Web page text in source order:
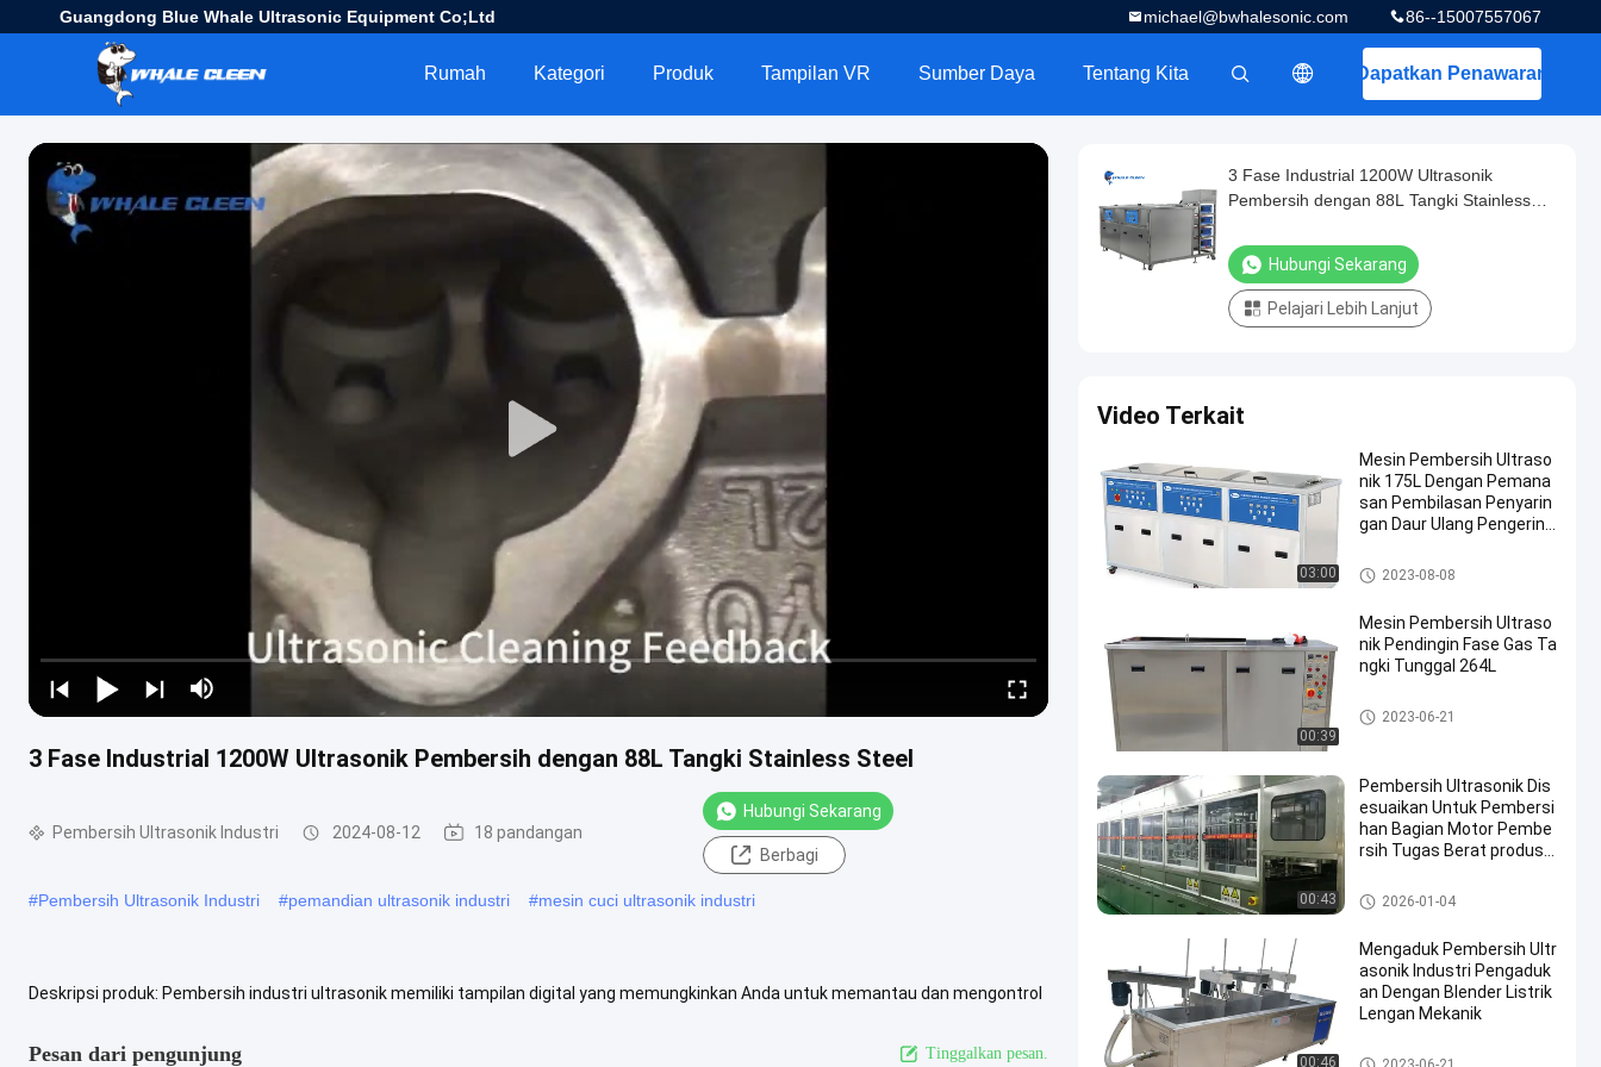
Guangdong Blue Whale Ultrasonic Equipment Co;Ltd 86--15007557067
michael@bwhalesonic.com
Dapatkan Penawaran
Rumah Kategori Produk Tampilan VR Sumber Daya Tentang Kita
3 Fase Industrial 1200W Ultrasonik Pembersih dengan 88L Tangki Stainless Steel
Pembersih Ultrasonik Industri 2024-08-12 18 pandangan
Hubungi Sekarang
Berbagi
#Pembersih Ultrasonik Industri #pemandian ultrasonik industri #mesin cuci ultrasonik industri
Deskripsi produk: Pembersih industri ultrasonik memiliki tampilan digital yang memungkinkan Anda untuk memantau dan mengontrol
Pesan dari pengunjung Tinggalkan pesan.
3 Fase Industrial 1200W Ultrasonik
Pembersih dengan 88L Tangki Stainless
Hubungi Sekarang
Pelajari Lebih Lanjut
Video Terkait
03:00
Mesin Pembersih Ultraso
nik 175L Dengan Pemana
san Pembilasan Penyarin
gan Daur Ulang Pengering
Pembersih Ultrasonik Industri
2023-08-08
00:39
Mesin Pembersih Ultraso
nik Pendingin Fase Gas Ta
ngki Tunggal 264L
Mesin Pembersih Ultrasonik
2023-06-21
00:43
Pembersih Ultrasonik Dis
esuaikan Untuk Pembersi
han Bagian Motor Pembe
rsih Tugas Berat produse
Pembersih Ultrasonik Industri
2026-01-04
00:46
Mengaduk Pembersih Ultr
asonik Industri Pengaduk
an Dengan Blender Listrik
Lengan Mekanik
Pembersih Ultrasonik Industri